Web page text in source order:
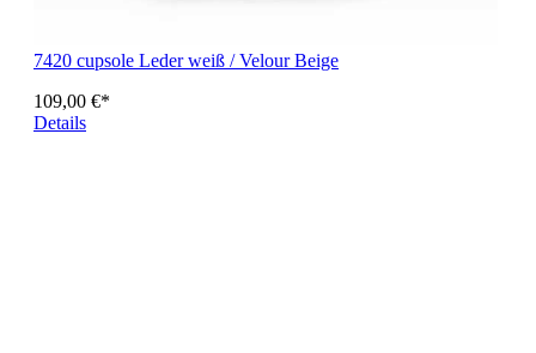
7420 cupsole Leder weiß / Velour Beige
109,00 €*
Details